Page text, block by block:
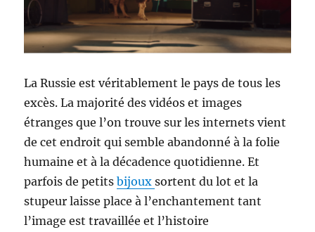
La Russie est véritablement le pays de tous les
excès. La majorité des vidéos et images
étranges que l’on trouve sur les internets vient
de cet endroit qui semble abandonné à la folie
humaine et à la décadence quotidienne. Et
parfois de petitsbijouxsortent du lot et la
stupeur laisse place à l’enchantement tant
l’image est travaillée et l’histoire